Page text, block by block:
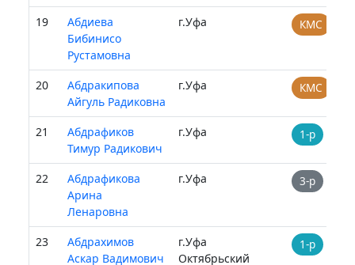
19
Абдиева
Бибинисо
Рустамовна
г.Уфа КМС
20
Абдракипова
Айгуль Радиковна
г.Уфа КМС
21
Абдрафиков
Тимур Радикович
г.Уфа 1-р
22
Абдрафикова
Арина
Ленаровна
г.Уфа 3-р
23
Абдрахимов
Аскар Вадимович
г.Уфа
Октябрьский
1-р